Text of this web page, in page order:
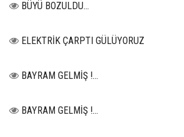
BÜYÜ BOZULDU…
ELEKTRİK ÇARPTI GÜLÜYORUZ
BAYRAM GELMİŞ !...
BAYRAM GELMİŞ !...